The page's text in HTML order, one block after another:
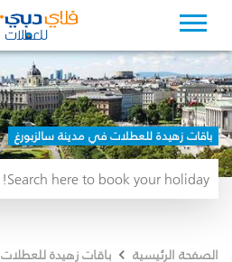
باقات زهيدة للعطلات في مدينة سالزبورغ
الصفحة الرئيسية باقات زهيدة للعطلات